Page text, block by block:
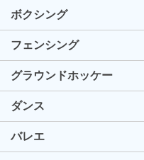
ボクシング
フェンシング
グラウンドホッケー
ダンス
バレエ